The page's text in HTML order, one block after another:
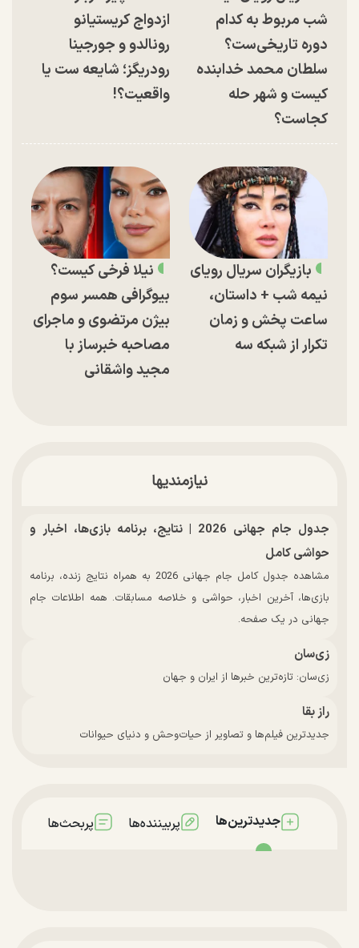
شب مربوط به کدام
دوره تاریخی‌ست؟
سلطان محمد خدابنده
کیست و شهر حله
کجاست؟
ازدواج کریستیانو
رونالدو و جورجینا
رودریگز؛ شایعه ست یا
واقعیت؟!
بازیگران سریال رویای
نیمه شب + داستان،
ساعت پخش و زمان
تکرار از شبکه سه
نیلا فرخی کیست؟
بیوگرافی همسر سوم
بیژن مرتضوی و ماجرای
مصاحبه خبرساز با
مجید واشقانی
نیازمندیها
جدول جام جهانی 2026 | نتایج، برنامه بازی‌ها، اخبار و
حواشی کامل
مشاهده جدول کامل جام جهانی 2026 به همراه نتایج زنده، برنامه
بازی‌ها، آخرین اخبار، حواشی و خلاصه مسابقات. همه اطلاعات جام
جهانی در یک صفحه.
زی‌سان
زی‌سان: تازه‌ترین خبرها از ایران و جهان
راز بقا
جدیدترین فیلم‌ها و تصاویر از حیات‌وحش و دنیای حیوانات
جدیدترین‌ها پربیننده‌ها پربحث‌ها